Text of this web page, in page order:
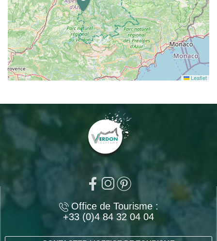
Leaflet
Office de Tourisme :
+33 (0)4 84 32 04 04